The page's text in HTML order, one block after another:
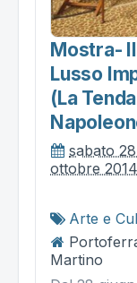
Mostra-
Lusso
(la
sabato
ottobre 2014
Arte e
Martino